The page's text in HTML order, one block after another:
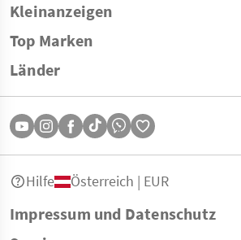
Kleinanzeigen
Top Marken
Länder
Impressum und Datenschutz
Hilfe Österreich | EUR